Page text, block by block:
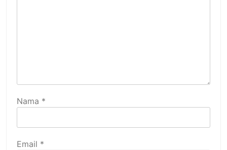
Nama *
Email *